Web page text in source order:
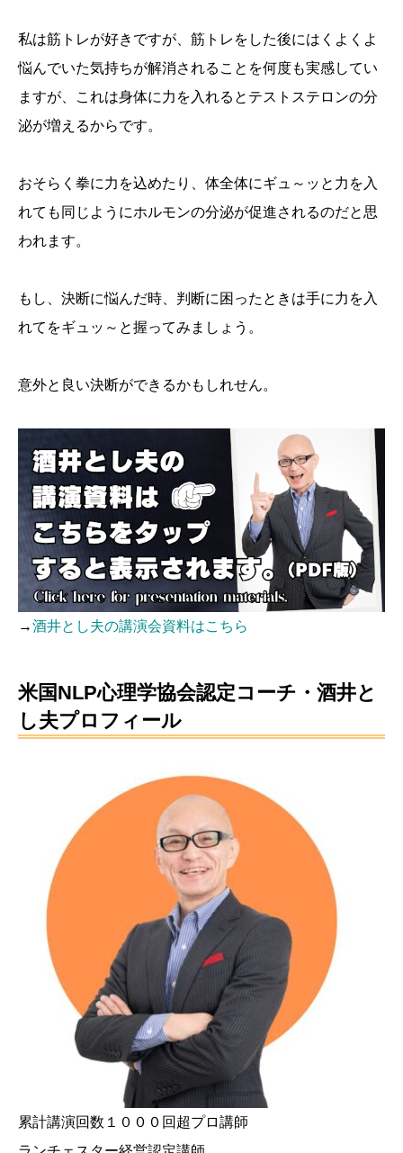
私は筋トレが好きですが、筋トレをした後にはくよくよ
悩んでいた気持ちが解消されることを何度も実感してい
ますが、これは身体に力を入れるとテストステロンの分
泌が増えるからです。
おそらく拳に力を込めたり、体全体にギュ～ッと力を入
れても同じようにホルモンの分泌が促進されるのだと思
われます。
もし、決断に悩んだ時、判断に困ったときは手に力を入
れてをギュッ～と握ってみましょう。
意外と良い決断ができるかもしれせん。
→酒井とし夫の講演会資料はこちら
米国NLP心理学協会認定コーチ・酒井と
し夫プロフィール
累計講演回数１０００回超プロ講師